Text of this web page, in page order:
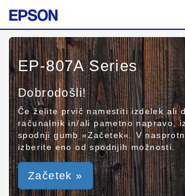
EP-807A Series
Dobrodošli!
Če želite prvič namestiti izdelek ali
računalnik in/ali pametno napravo,
spodnji gumb »Začetek«. V
izberite eno od spodnjih možnosti.
Začetek »